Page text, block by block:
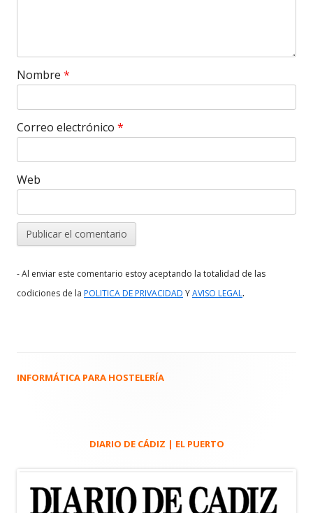
Nombre *
Correo electrónico *
Web
- Al enviar este comentario estoy aceptando la totalidad de las
codiciones de la POLITICA DE PRIVACIDAD YAVISO LEGAL.
Barra
principal
INFORMÁTICA PARA HOSTELERÍA
DIARIO DE CÁDIZ | EL PUERTO